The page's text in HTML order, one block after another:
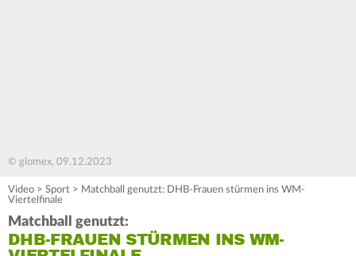
© glomex, 09.12.2023
Video > Sport > Matchball genutzt: DHB-Frauen stürmen ins WM-
Viertelfinale
Matchball genutzt:
DHB-FRAUEN STÜRMEN INS WM-